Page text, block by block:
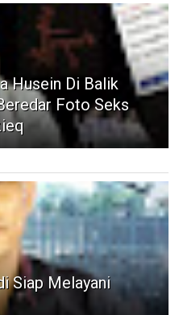
Husein Di Balik
Foto Seks
Siap Melayani